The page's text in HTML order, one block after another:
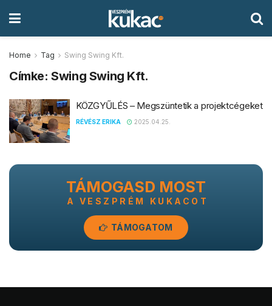
Home Tag Swing Swing Kft.
Címke:Swing Swing Kft.
KÖZGYŰLÉS – Megszüntetik a projektcégeket
RÉVÉSZ ERIKA 2025.04.25.
TÁMOGASD MOST
A VESZPRÉM KUKACOT
TÁMOGATOM